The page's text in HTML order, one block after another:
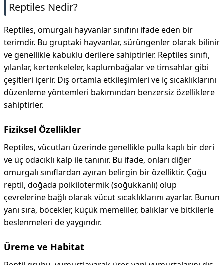
Reptiles Nedir?
Reptiles, omurgalı hayvanlar sınıfını ifade eden bir
terimdir. Bu gruptaki hayvanlar, sürüngenler olarak bilinir
ve genellikle kabuklu derilere sahiptirler. Reptiles sınıfı,
yılanlar, kertenkeleler, kaplumbağalar ve timsahlar gibi
çeşitleri içerir. Dış ortamla etkileşimleri ve iç sıcaklıklarını
düzenleme yöntemleri bakımından benzersiz özelliklere
sahiptirler.
Fiziksel Özellikler
Reptiles, vücutları üzerinde genellikle pulla kaplı bir deri
ve üç odacıklı kalp ile tanınır. Bu ifade, onları diğer
omurgalı sınıflardan ayıran belirgin bir özelliktir. Çoğu
reptil, doğada poikilotermik (soğukkanlı) olup
çevrelerine bağlı olarak vücut sıcaklıklarını ayarlar. Bunun
yanı sıra, böcekler, küçük memeliler, balıklar ve bitkilerle
beslenmeleri de yaygındır.
Üreme ve Habitat